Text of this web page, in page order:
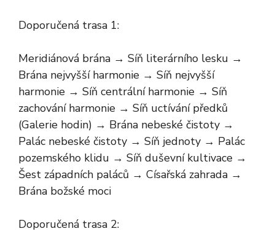
Doporučená trasa 1:
Meridiánová brána → Síň literárního lesku →
Brána nejvyšší harmonie → Síň nejvyšší
harmonie → Síň centrální harmonie → Síň
zachování harmonie → Síň uctívání předků
(Galerie hodin) → Brána nebeské čistoty →
Palác nebeské čistoty → Síň jednoty → Palác
pozemského klidu → Síň duševní kultivace →
Šest západních paláců → Císařská zahrada →
Brána božské moci
Doporučená trasa 2: